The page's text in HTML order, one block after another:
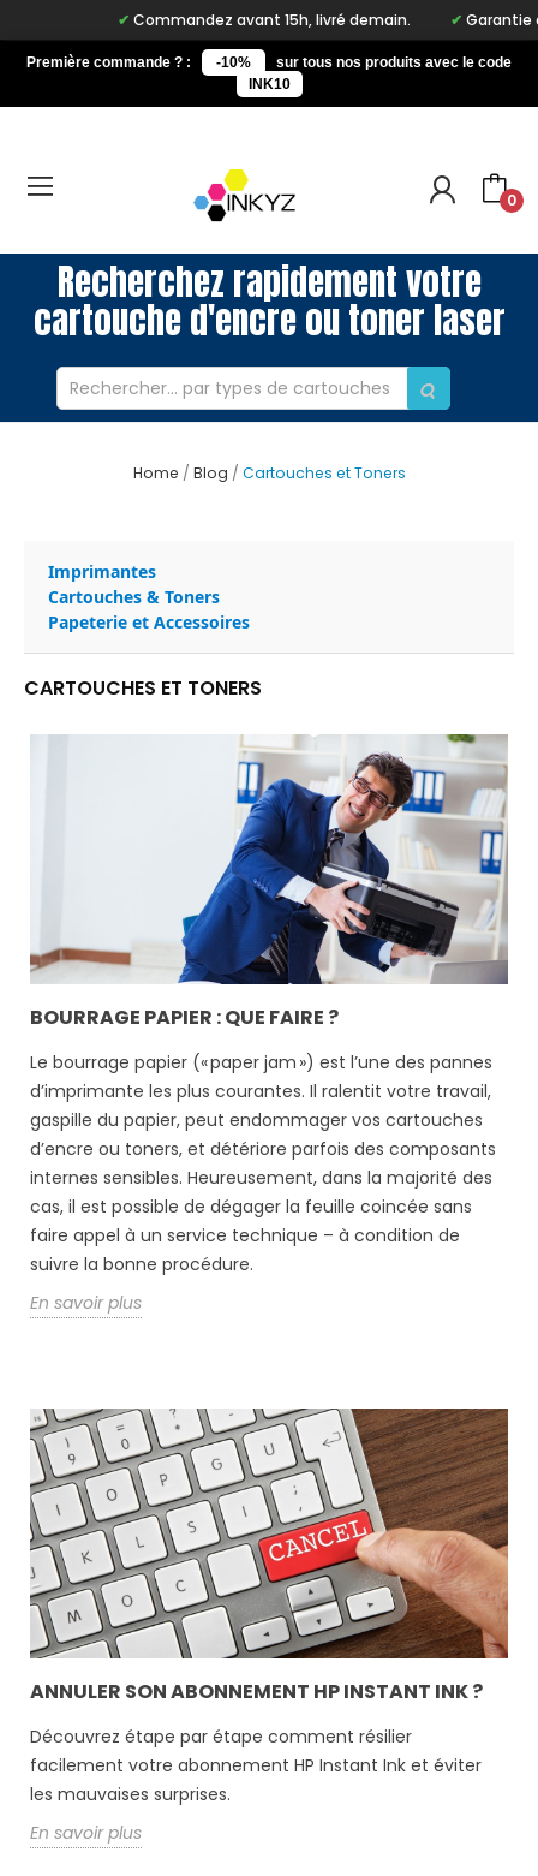
Commandez avant 15h, livré demain. Garantie à
Première commande ? : -10%
sur tous nos produits avec le code
INK10
0
Recherchez rapidement votre
cartouche d'encre ou toner laser
Home Blog Cartouches et Toners
Imprimantes
Cartouches & Toners
Papeterie et Accessoires
CARTOUCHES ET TONERS
BOURRAGE PAPIER : QUE FAIRE ?
Le bourrage papier (« paper jam ») est l’une des pannes
d’imprimante les plus courantes. Il ralentit votre travail,
gaspille du papier, peut endommager vos cartouches
d’encre ou toners, et détériore parfois des composants
internes sensibles. Heureusement, dans la majorité des
cas, il est possible de dégager la feuille coincée sans
faire appel à un service technique – à condition de
suivre la bonne procédure.
En savoir plus
ANNULER SON ABONNEMENT HP INSTANT INK ?
Découvrez étape par étape comment résilier
facilement votre abonnement HP Instant Ink et éviter
les mauvaises surprises.
En savoir plus